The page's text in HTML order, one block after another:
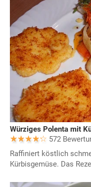
Würziges Polenta mit
572
Raffiniert köstlich
Kürbisgemüse. Das